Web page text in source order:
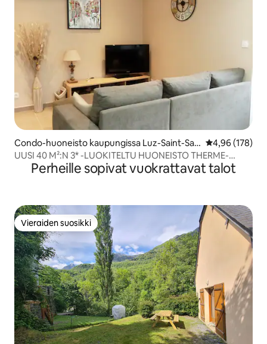
Condo-huoneisto kaupungissa Luz-Saint-Sau
veur
4,96 (178)
UUSI 40 M²:N 3* -LUOKITELTU HUONEISTO THERME-
ALUEELLA ILMAINEN WIFI
Perheille sopivat vuokrattavat talot
Vieraiden suosikki
Vieraiden suosikki